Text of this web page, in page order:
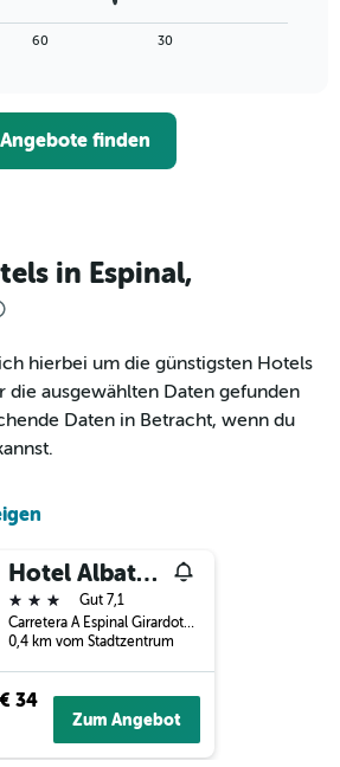
60 30
Angebote finden
in Espinal,
hierbei um die günstigsten Hotels
die ausgewählten Daten gefunden
Daten in Betracht, wenn du
Hotel Albatros
3 Sterne
Gut 7,1
Carretera A Espinal Girardot Km 1, Espinal, Kolumbien
0,4 km vom Stadtzentrum
€ 34
Zum Angebot